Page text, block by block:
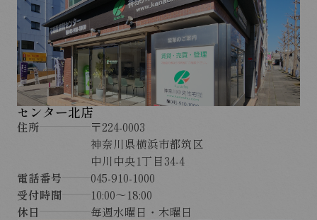
センター北店
住所
〒224-0003
神奈川県横浜市都筑区
中川中央1丁目34-4
電話番号
045-910-1000
受付時間
10:00～18:00
休日
毎週水曜日・木曜日